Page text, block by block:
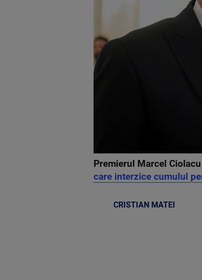
Premierul Marcel
care interzice cumulul
CRISTIAN MATEI